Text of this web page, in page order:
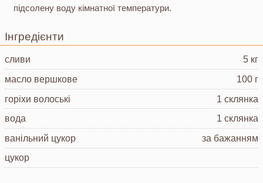
підсолену воду кімнатної температури.
Інгредієнти
сливи
5 кг
масло вершкове
100 г
горіхи волоські
1 склянка
вода
1 склянка
ванільний цукор
за бажанням
цукор